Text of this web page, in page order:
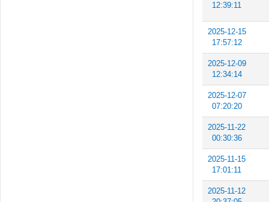
12:39:11
2025-12-15
17:57:12
2025-12-09
12:34:14
2025-12-07
07:20:20
2025-11-22
00:30:36
2025-11-15
17:01:11
2025-11-12